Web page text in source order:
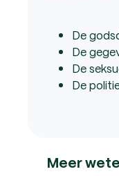
De
De
De
De
Meer